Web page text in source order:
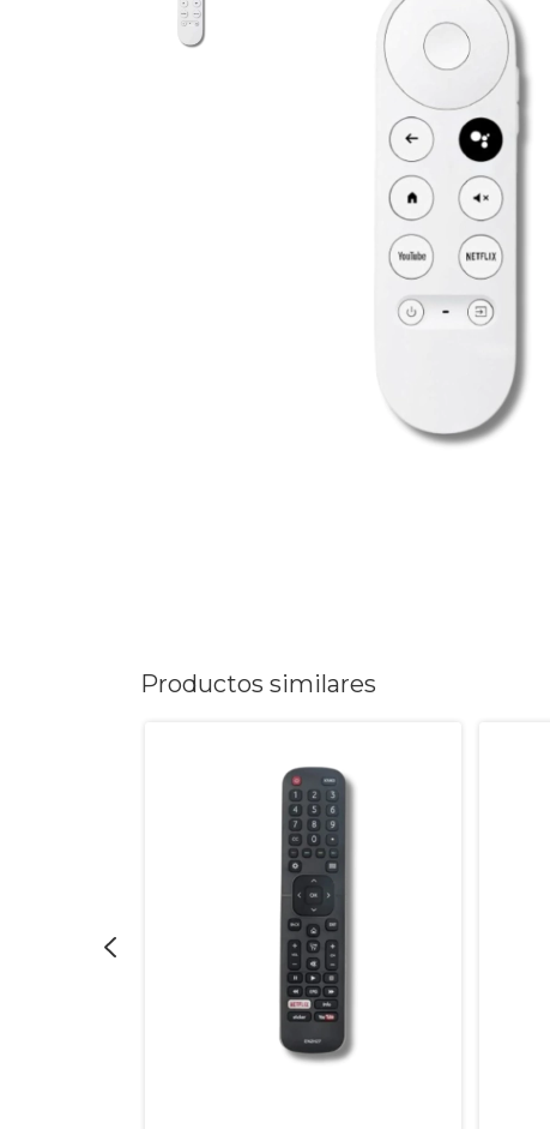
Productos similares